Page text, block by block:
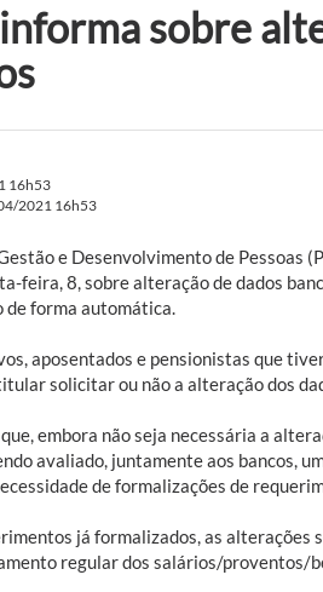
sobre
16h53
2021 16h53
e Desenvolvimento de Pessoas
feira, 8, sobre alteração de dados
forma automática.
aposentados e pensionistas que
solicitar ou não a alteração dos
embora não seja necessária a
avaliado, juntamente aos bancos,
de formalizações de
já formalizados, as
regular dos salários/proventos/